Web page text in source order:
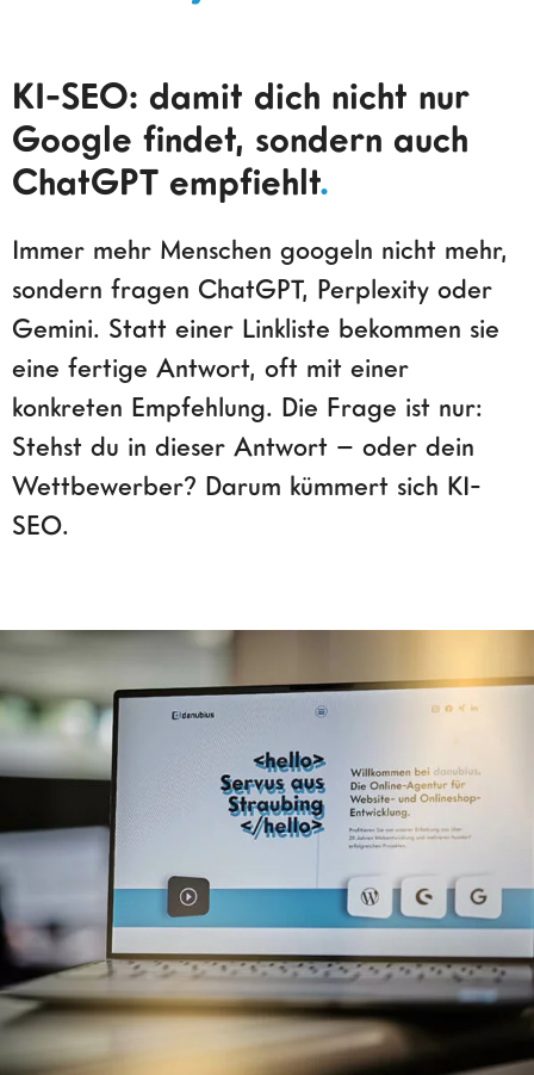
KI-SEO: damit dich nicht nur
Google findet, sondern auch
ChatGPT empfiehlt.
Immer mehr Menschen googeln nicht mehr,
sondern fragen ChatGPT, Perplexity oder
Gemini. Statt einer Linkliste bekommen sie
eine fertige Antwort, oft mit einer
konkreten Empfehlung. Die Frage ist nur:
Stehst du in dieser Antwort – oder dein
Wettbewerber? Darum kümmert sich KI-
SEO.